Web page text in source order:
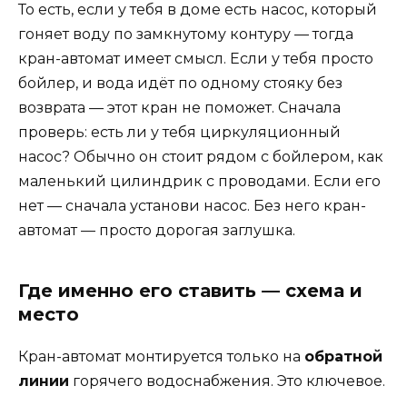
То есть, если у тебя в доме есть насос, который
гоняет воду по замкнутому контуру — тогда
кран-автомат имеет смысл. Если у тебя просто
бойлер, и вода идёт по одному стояку без
возврата — этот кран не поможет. Сначала
проверь: есть ли у тебя циркуляционный
насос? Обычно он стоит рядом с бойлером, как
маленький цилиндрик с проводами. Если его
нет — сначала установи насос. Без него кран-
автомат — просто дорогая заглушка.
Где именно его ставить — схема и
место
Кран-автомат монтируется только на обратной
линии горячего водоснабжения. Это ключевое.